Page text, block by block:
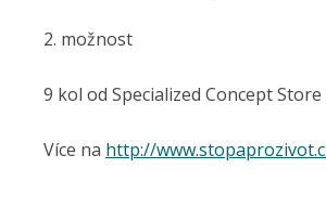
2. možnost
9 kol od Specialized Concept Store
Více na http://